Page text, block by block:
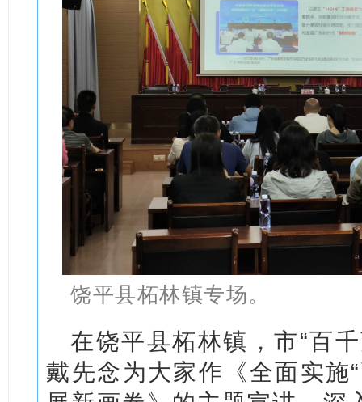
饶平县柘林镇专场。
在饶平县柘林镇，市“百
戴先念为大家作《全面实施